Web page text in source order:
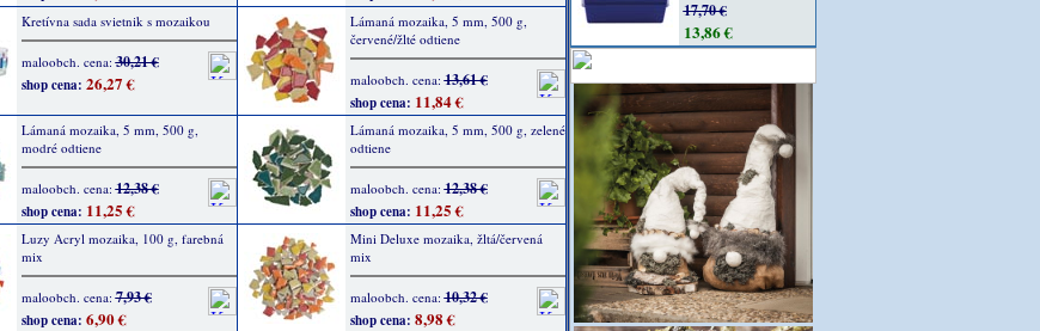
Kretívna sada svietnik s mozaikou
maloobch. cena:30,21 €
shop cena: 26,27 €
Lámaná mozaika, 5 mm, 500 g,
červené/žlté odtiene
maloobch. cena:13,61 €
shop cena: 11,84 €
Lámaná mozaika, 5 mm, 500 g,
modré odtiene
maloobch. cena:12,38 €
shop cena: 11,25 €
Lámaná mozaika, 5 mm, 500 g, zelené
odtiene
maloobch. cena:12,38 €
shop cena: 11,25 €
Luzy Acryl mozaika, 100 g, farebná
mix
maloobch. cena:7,93 €
shop cena: 6,90 €
Mini Deluxe mozaika, žltá/červená
mix
maloobch. cena:10,32 €
shop cena: 8,98 €
17,70 €
13,86 €